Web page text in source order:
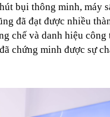
bụi thông minh, máy
đã đạt được nhiều
chế và danh hiệu công
chứng minh được sự